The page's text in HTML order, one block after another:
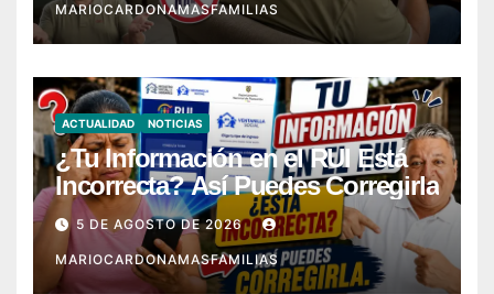
MARIOCARDONAMASFAMILIAS
ACTUALIDAD NOTICIAS
¿Tu Información en el RUI Está
Incorrecta? Así Puedes Corregirla
5 DE AGOSTO DE 2026
MARIOCARDONAMASFAMILIAS